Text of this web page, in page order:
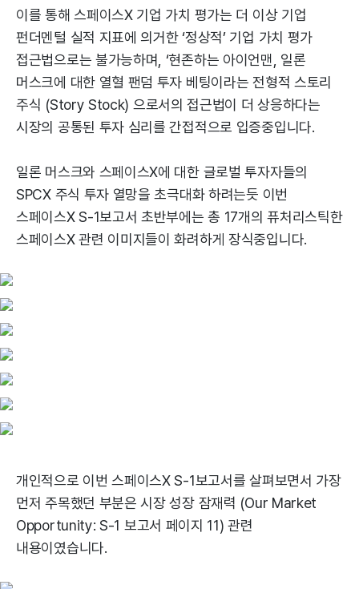
이를 통해 스페이스X 기업 가치 평가는 더 이상 기업
펀더멘털 실적 지표에 의거한 ‘정상적’ 기업 가치 평가
접근법으로는 불가능하며, ‘현존하는 아이언맨, 일론
머스크에 대한 열혈 팬덤 투자 베팅이라는 전형적 스토리
주식 (Story Stock) 으로서의 접근법이 더 상응하다는
시장의 공통된 투자 심리를 간접적으로 입증중입니다.
일론 머스크와 스페이스X에 대한 글로벌 투자자들의
SPCX 주식 투자 열망을 초극대화 하려는듯 이번
스페이스X S-1보고서 초반부에는 총 17개의 퓨처리스틱한
스페이스X 관련 이미지들이 화려하게 장식중입니다.
개인적으로 이번 스페이스X S-1보고서를 살펴보면서 가장
먼저 주목했던 부분은 시장 성장 잠재력 (Our Market
Opportunity: S-1 보고서 페이지 11) 관련
내용이였습니다.